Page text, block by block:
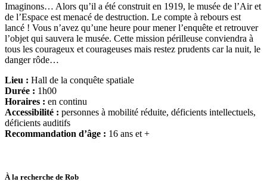
Imaginons… Alors qu’il a été construit en 1919, le musée de l’Air et
de l’Espace est menacé de destruction. Le compte à rebours est
lancé ! Vous n’avez qu’une heure pour mener l’enquête et retrouver
l’objet qui sauvera le musée. Cette mission périlleuse conviendra à
tous les courageux et courageuses mais restez prudents car la nuit, le
danger rôde…
Lieu : Hall de la conquête spatiale
Durée : 1h00
Horaires : en continu
Accessibilité : personnes à mobilité réduite, déficients intellectuels,
déficients auditifs
Recommandation d’âge : 16 ans et +
À la recherche de Rob